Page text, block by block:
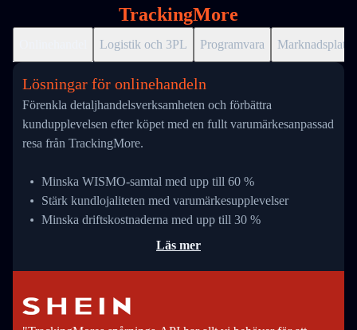
TrackingMore
Logistik och 3PL Programvara Marknadsplats
Lösningar för onlinehandeln
Förenkla detaljhandelsverksamheten och förbättra
kundupplevelsen efter köpet med en fullt varumärkesanpassad
resa från TrackingMore.
Minska WISMO-samtal med upp till 60 %
Stärk kundlojaliteten med varumärkesupplevelser
Minska driftskostnaderna med upp till 30 %
Läs mer